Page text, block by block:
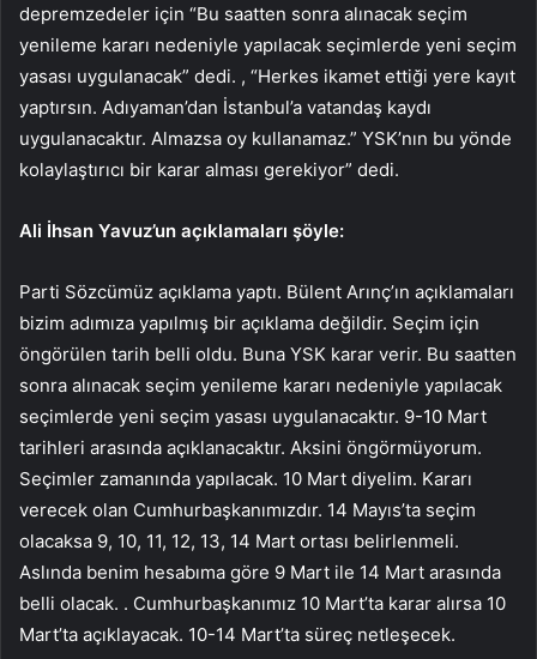
depremzedeler için “Bu saatten sonra alınacak seçim
yenileme kararı nedeniyle yapılacak seçimlerde yeni seçim
yasası uygulanacak” dedi. , “Herkes ikamet ettiği yere kayıt
yaptırsın. Adıyaman’dan İstanbul’a vatandaş kaydı
uygulanacaktır. Almazsa oy kullanamaz.” YSK’nın bu yönde
kolaylaştırıcı bir karar alması gerekiyor” dedi.
Ali İhsan Yavuz’un açıklamaları şöyle:
Parti Sözcümüz açıklama yaptı. Bülent Arınç’ın açıklamaları
bizim adımıza yapılmış bir açıklama değildir. Seçim için
öngörülen tarih belli oldu. Buna YSK karar verir. Bu saatten
sonra alınacak seçim yenileme kararı nedeniyle yapılacak
seçimlerde yeni seçim yasası uygulanacaktır. 9-10 Mart
tarihleri ​​arasında açıklanacaktır. Aksini öngörmüyorum.
Seçimler zamanında yapılacak. 10 Mart diyelim. Kararı
verecek olan Cumhurbaşkanımızdır. 14 Mayıs’ta seçim
olacaksa 9, 10, 11, 12, 13, 14 Mart ortası belirlenmeli.
Aslında benim hesabıma göre 9 Mart ile 14 Mart arasında
belli olacak. . Cumhurbaşkanımız 10 Mart’ta karar alırsa 10
Mart’ta açıklayacak. 10-14 Mart’ta süreç netleşecek.